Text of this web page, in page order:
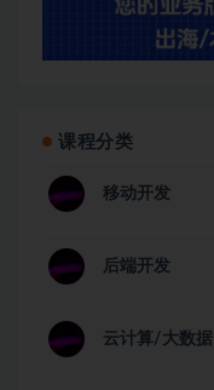
课程分类
移动开发
后端开发
云计算/大数据